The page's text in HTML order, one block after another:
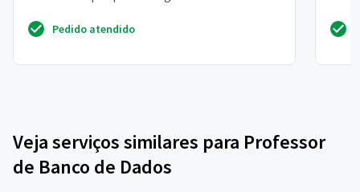
Pedido atendido
Veja serviços similares para Professor
de Banco de Dados